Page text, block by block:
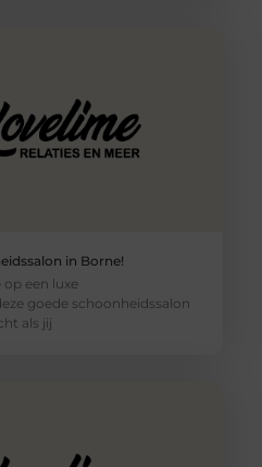
in Borne!
op een luxe
goede schoonheidssalon
als jij